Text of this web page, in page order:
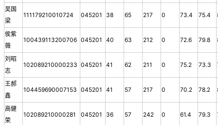
吴国
梁
111179210010724 045201 38 65 217 0 73.4 75.4
侯紫
薇
100439113200706 045201 40 63 212 0 72.6 79.8
刘昭
志
102089210000233 045201 41 62 211 0 75.2 73.3
王郝
鑫
104459690007153 045201 41 57 217 0 70.2 78.2
高健
荣
102089210000281 045201 36 57 242 0 61.4 79.3